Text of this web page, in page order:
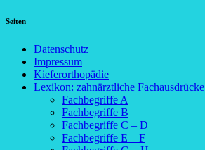
Seiten
Datenschutz
Impressum
Kieferorthopädie
Lexikon: zahnärztliche Fachausdrücke
Fachbegriffe A
Fachbegriffe B
Fachbegriffe C – D
Fachbegriffe E – F